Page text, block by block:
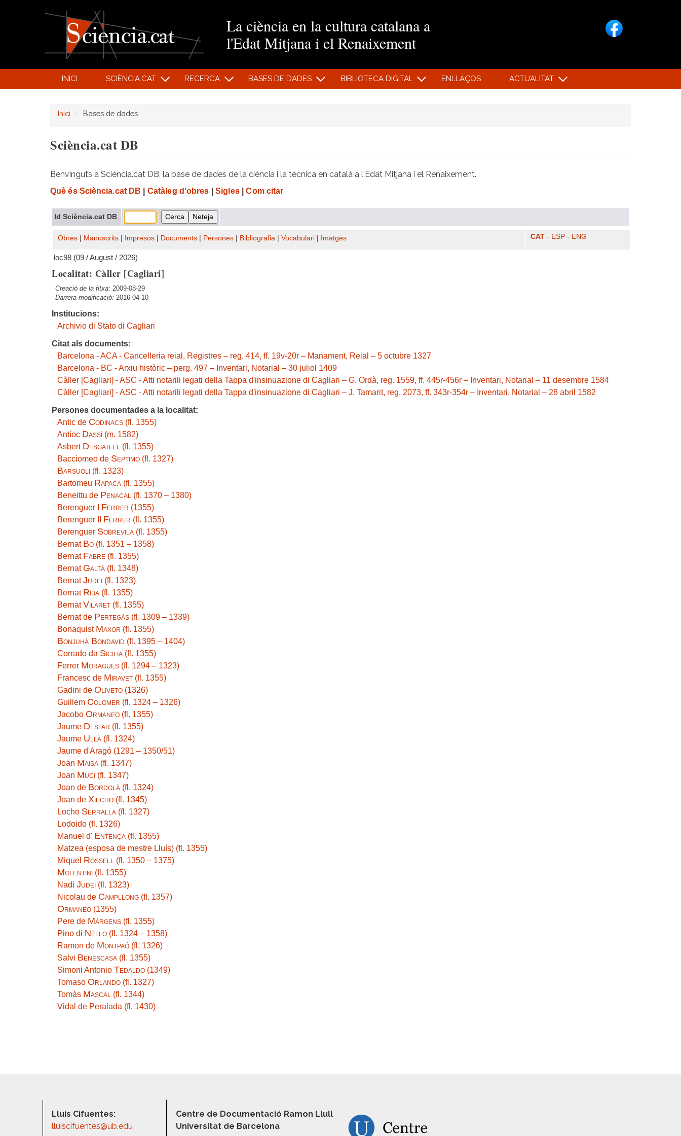
La ciència en la cultura catalana a
l'Edat Mitjana i el Renaixement
INICI SCIÈNCIA.CAT RECERCA BASES DE DADES BIBLIOTECA DIGITAL ENLLAÇOS ACTUALITAT
Inici Bases de dades
Sciència.cat DB
Benvinguts a Sciència.cat DB, la base de dades de la ciència i la tècnica en català a l'Edat Mitjana i el Renaixement.
Què és Sciència.cat DB Catàleg d'obres Sigles| Com citar
Id Sciència.cat DB
Obres Manuscrits Impresos Documents Persones Bibliografia Vocabulari Imatges CAT - ESP - ENG
loc98 (09 / August / 2026)
Localitat: Càller [Cagliari]
Creació de la fitxa: 2009-08-29
Darrera modificació: 2016-04-10
Institucions:
Archivio di Stato di Cagliari
Citat als documents:
Barcelona - ACA - Cancelleria reial, Registres – reg. 414, ff. 19v-20r – Manament, Reial – 5 octubre 1327
Barcelona - BC - Arxiu històric – perg. 497 – Inventari, Notarial – 30 juliol 1409
Càller [Cagliari] - ASC - Atti notarili legati della Tappa d'insinuazione di Cagliari – G. Ordà, reg. 1559, ff. 445r-456r – Inventari, Notarial – 11 desembre 1584
Càller [Cagliari] - ASC - Atti notarili legati della Tappa d'insinuazione di Cagliari – J. Tamarit, reg. 2073, ff. 343r-354r – Inventari, Notarial – 28 abril 1582
Persones documentades a la localitat:
Antic de Codinacs (fl. 1355)
Antíoc Dassí(m. 1582)
Asbert Desgatell (fl. 1355)
Bacciomeo de Septimo (fl. 1327)
Barsuoli (fl. 1323)
Bartomeu Rapaca (fl. 1355)
Beneittu de Penacal (fl. 1370 – 1380)
Berenguer I Ferrer (1355)
Berenguer II Ferrer (fl. 1355)
Berenguer Sobrevila (fl. 1355)
Bernat Bo (fl. 1351 – 1358)
Bernat Fabre (fl. 1355)
Bernat Galtà (fl. 1348)
BernatJudei (fl. 1323)
Bernat Riba (fl. 1355)
BernatVilaret (fl. 1355)
Bernat de Pertegàs (fl. 1309 – 1339)
Bonaquist Maxor (fl. 1355)
Bonjuhà Bondavid (fl. 1395 – 1404)
Corrado da Sicilia (fl. 1355)
Ferrer Moragues (fl. 1294 – 1323)
Francesc de Miravet (fl. 1355)
Gadini de Oliveto (1326)
Guillem Colomer (fl. 1324 – 1326)
Jacobo Ormaneo (fl. 1355)
Jaume Desfar (fl. 1355)
Jaume Ullà (fl. 1324)
Jaume d'Aragó (1291 – 1350/51)
Joan Maisa (fl. 1347)
Joan Muci (fl. 1347)
Joan de Bordolà (fl. 1324)
Joan de Xiecho (fl. 1345)
Locho Serralla (fl. 1327)
Lodoido (fl. 1326)
Manuel d' Entença (fl. 1355)
Matzea (esposa de mestre Lluís) (fl. 1355)
Miquel Rossell (fl. 1350 – 1375)
Molentini (fl. 1355)
Nadi Judei (fl. 1323)
Nicolau de Campllong (fl. 1357)
Ormaneo (1355)
Pere de Màrgens (fl. 1355)
Pino di Nello (fl. 1324 – 1358)
Ramon de Montpaó (fl. 1326)
Salvi Benescasa (fl. 1355)
Simoni Antonio Tedaldo (1349)
Tomaso Orlando (fl. 1327)
Tomàs Mascal (fl. 1344)
Vidal de Peralada (fl. 1430)
Lluís Cifuentes:
lluiscifuentes@ub.edu
Centre de Documentació Ramon Llull
Universitat de Barcelona